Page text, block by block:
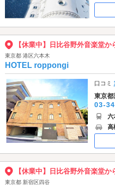
【休業中】日比谷野外音楽堂か
東京都 港区六本木
HOTEL roppongi
口コミ
東京都
03-
六
高
【休業中】日比谷野外音楽堂か
東京都 新宿区四谷